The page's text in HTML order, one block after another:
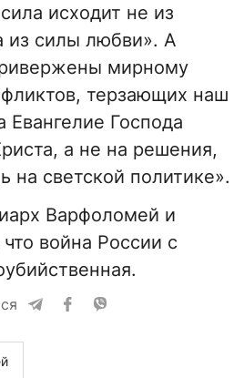
исходит не из
из силы любви». А
мирному
терзающих наш
Евангелие Господа
а не на решения,
на светской политике».
Варфоломей и
война России с